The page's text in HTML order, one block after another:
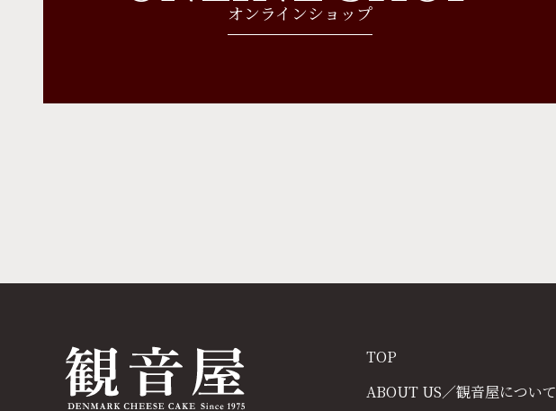
オンラインショップ
TOP
ABOUT US／観音屋について